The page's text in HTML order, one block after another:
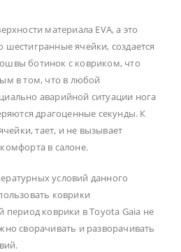
материала EVA, а это
ячейки, создается
ботинок с ковриком, что
в том, что в любой
аварийной ситуации нога
драгоценные секунды. К
тает, и не вызывает
в салоне.
условий данного
коврики
период коврики в Toyota Gaia не
сворачивать и разворачивать